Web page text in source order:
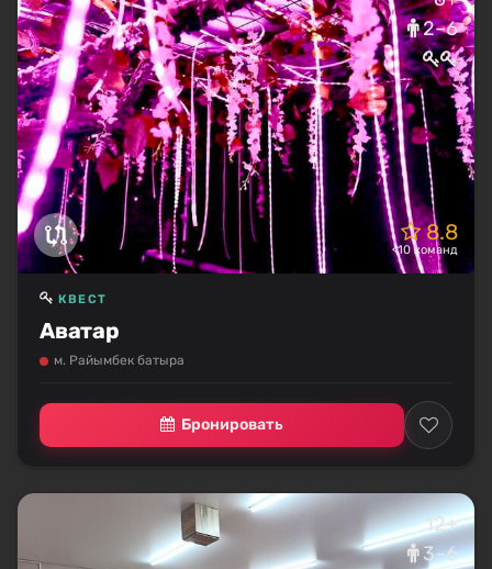
2–6
8.8
<10 команд
Аватар
КВЕСТ
м. Райымбек батыра
Бронировать
12+
3–6